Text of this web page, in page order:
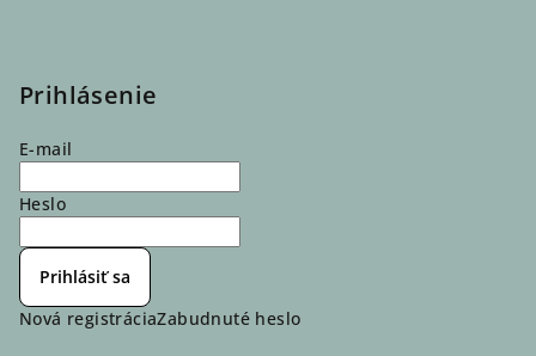
Prihlásenie
E-mail
Heslo
Prihlásiť sa
Nová registráciaZabudnuté heslo